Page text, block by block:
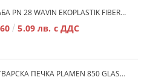
ТРЪБА PN 28 WAVIN EKOPLASTIK FIBER BASALT PLUS - 3М/БР.
5.09 лв. с ДДС
ГОТВАРСКА ПЕЧКА PLAMEN 850 GLAS 11KW